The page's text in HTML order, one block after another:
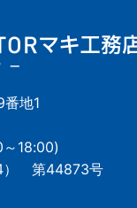
地1
18:00)
） 第44873号